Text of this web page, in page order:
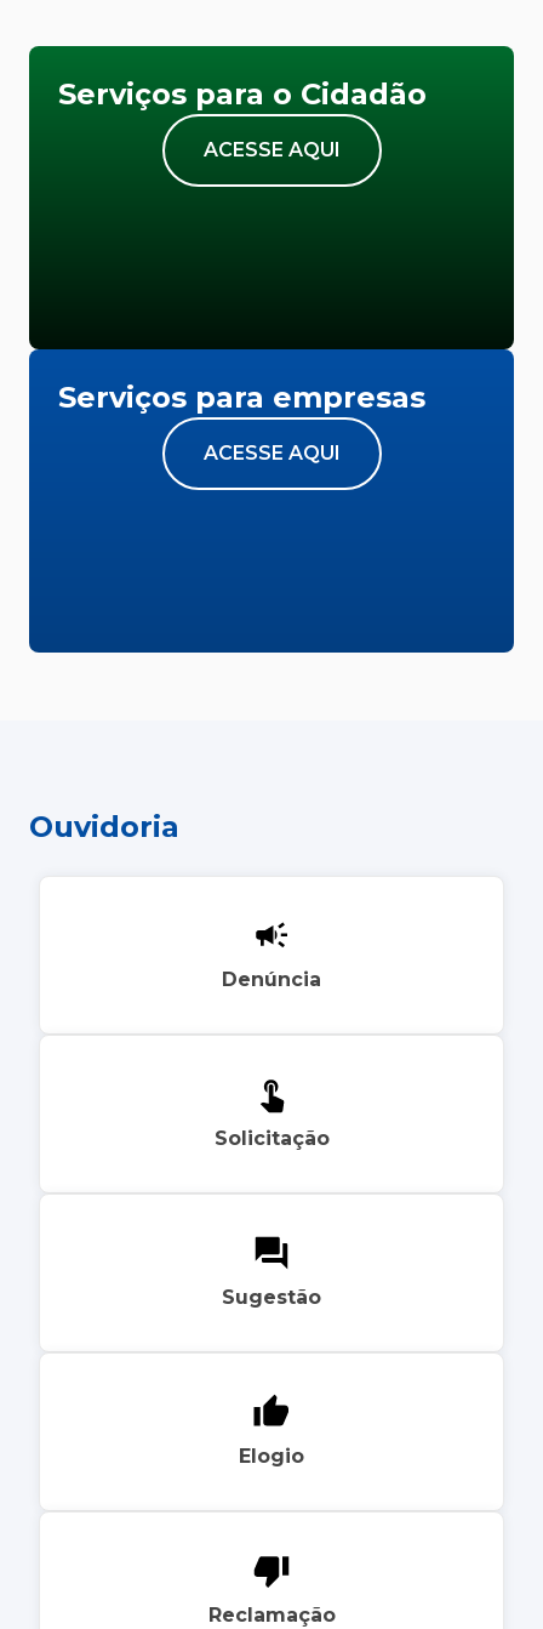
Serviços para o Cidadão
ACESSE AQUI
Serviços para empresas
ACESSE AQUI
Ouvidoria
Denúncia
Solicitação
Sugestão
Elogio
Reclamação